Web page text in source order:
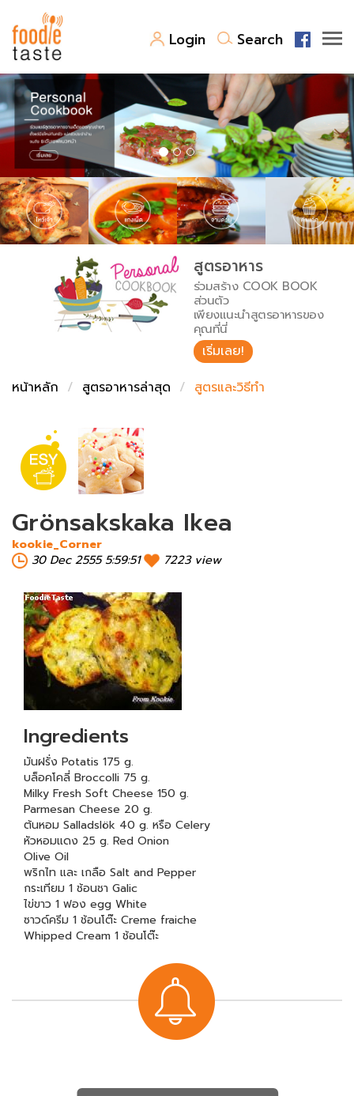
Login Search
สูตรอาหาร
สูตรอาหารล่าสุด
Top Foodie
พาไปชิม
สารพันก้นครัว
เคล็ดลับน่ารู้
เปรียบเทียบหน่วยการตวง
เปรียบเทียบอุณหภูมิ
เปรียบเทียบน้ำหนักวัตถุดิบ
FoodPedia
สร้าง Cookbook
สูตรอาหาร
ร่วมสร้าง COOK BOOK
ส่วนตัว
เพียงแนะนำสูตรอาหารของ
คุณที่นี่
เริ่มเลย!
หน้าหลัก
สูตรอาหารล่าสุด สูตรและวิธีทำ
Grönsakskaka Ikea
kookie_Corner
30 Dec 2555 5:59:51
7223 view
Ingredients
มันฝรั่ง Potatis 175 g.
บล็อคโคลี่ Broccolli 75 g.
Milky Fresh Soft Cheese 150 g.
Parmesan Cheese 20 g.
ต้นหอม Salladslök 40 g. หรือ Celery
หัวหอมแดง 25 g. Red Onion
Olive Oil
พริกไท และ เกลือ Salt and Pepper
กระเทียม 1 ช้อนชา Galic
ไข่ขาว 1 ฟอง egg White
ซาวด์ครีม 1 ช้อนโต๊ะ Creme fraiche
Whipped Cream 1 ช้อนโต๊ะ